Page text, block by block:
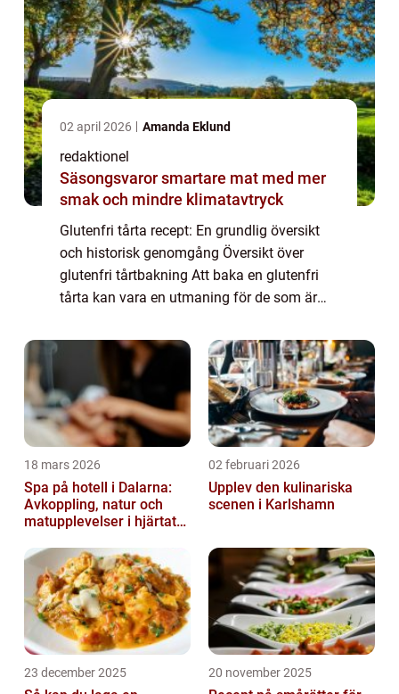
02 april 2026 Amanda Eklund
redaktionel
Säsongsvaror smartare mat med mer
smak och mindre klimatavtryck
Glutenfri tårta recept: En grundlig översikt
och historisk genomgång Översikt över
glutenfri tårtbakning Att baka en glutenfri
tårta kan vara en utmaning för de som är
gluten av andra skäl. Men med rätt rece...
18 mars 2026
Spa på hotell i Dalarna:
Avkoppling, natur och
matupplevelser i hjärtat
02 februari 2026
Upplev den kulinariska
scenen i Karlshamn
23 december 2025 20 november 2025